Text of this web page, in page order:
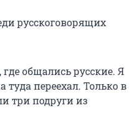
русскоговорящих
общались русские. Я
туда переехал. Только в
три подруги из